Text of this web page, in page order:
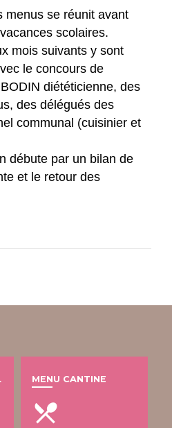
menus se réunit avant
scolaires.
mois suivants y sont
le concours de
diététicienne, des
des délégués des
communal (cuisinier et
débute par un bilan de
et le retour des
MENU CANTINE
local_dining